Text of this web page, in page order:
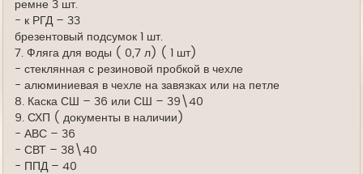
ремне 3 шт.
- к РГД – 33
брезентовый подсумок 1 шт.
7. Фляга для воды ( 0,7 л) ( 1 шт)
- стеклянная с резиновой пробкой в чехле
- алюминиевая в чехле на завязках или на петле
8. Каска СШ – 36 или СШ – 39\40
9. СХП ( документы в наличии)
- АВС – 36
- СВТ – 38\40
- ППД – 40